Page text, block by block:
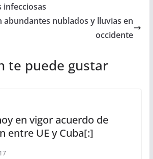
infecciosas
abundantes nublados y lluvias en
occidente
te puede gustar
en vigor acuerdo de
entre UE y Cuba[:]